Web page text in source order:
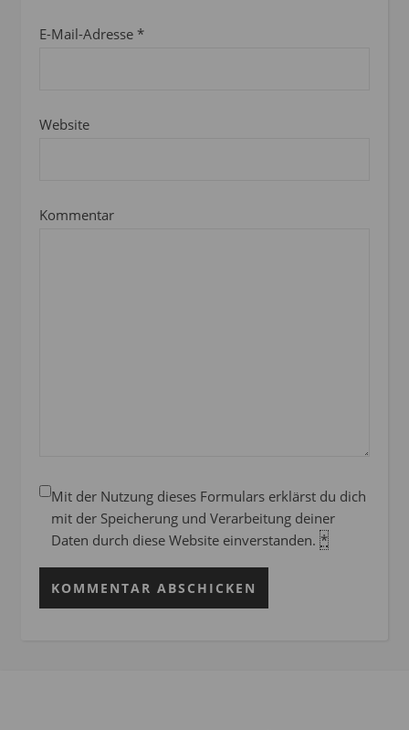
E-Mail-Adresse *
Website
Kommentar
Mit der Nutzung dieses Formulars erklärst du dich
mit der Speicherung und Verarbeitung deiner
Daten durch diese Website einverstanden. *